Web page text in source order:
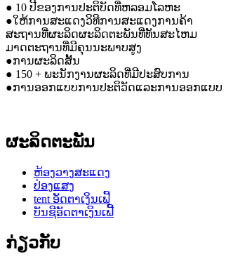
● 10 ປີຂອງການປະຕິບັດທີ່ຫລອມໂລຫະ
●ໃຫ້ການສະແດງວິທີການສະແດງການຄ້າ
ສະຖານທີ່ຜະລິດຜະລິດຕະພັນທີ່ທັນສະໄຫມ
ມາດຕະຖານທີ່ມີຄຸນນະພາບສູງ
●ການຜະລິດສັ້ນ
● 150 + ພະນັກງານຜະລິດທີ່ມີປະສົບການ
●ການອອກແບບການປະຕິວັດແລະການອອກແບບ
ຜະລິດຕະພັນ
ຫ້ອງວາງສະແດງ
ປ່ອງແສງ
tent ອັດຕາເງິນເຟີ້
ບັນຊີອັດຕາເງິນເຟີ້
ກ່ຽວກັບ